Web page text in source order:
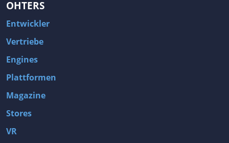
OHTERS
Entwickler
Vertriebe
Engines
Plattformen
Magazine
Stores
VR